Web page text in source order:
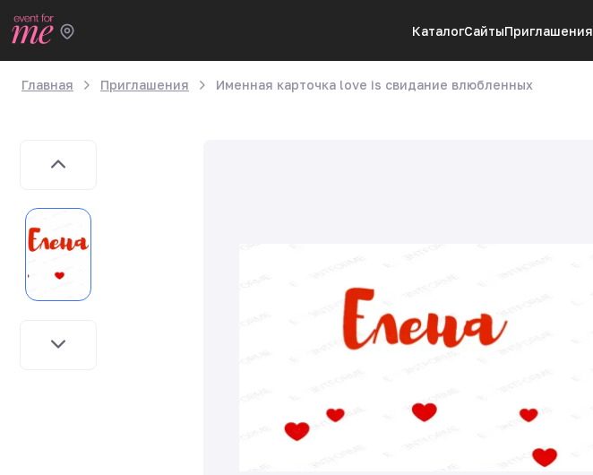
КаталогСайтыПриглашения
Главная Приглашения Именная карточка love is свидание влюбленных